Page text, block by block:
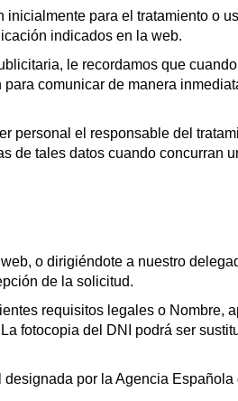
para el tratamiento o
indicados en la web.
le recordamos que
comunicar de manera
personal el responsable del
de tales datos cuando concurran
o dirigiéndote a nuestro
de la solicitud.
requisitos legales o Nombre,
fotocopia del DNI podrá ser
por la Agencia